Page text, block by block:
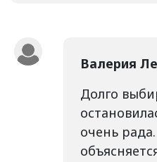
Валерия
Долго
очень